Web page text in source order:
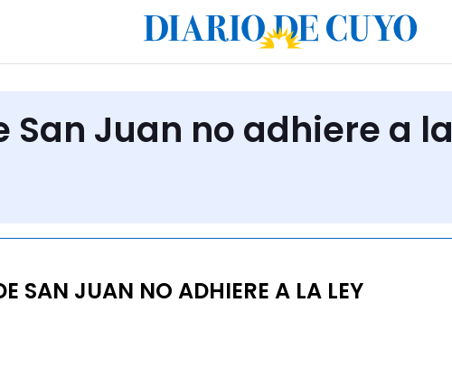
San Juan no adhiere a la
SAN JUAN NO ADHIERE A LA LEY